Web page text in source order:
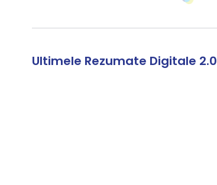
Ultimele Rezumate Digitale 2.0